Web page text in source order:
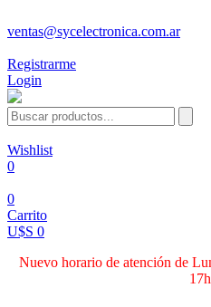
ventas@sycelectronica.com.ar
Registrarme
Login
Wishlist
0
0
Carrito
U$S 0
Nuevo horario de atención de